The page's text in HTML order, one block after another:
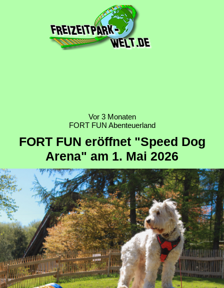
Vor 3 Monaten
FORT FUN Abenteuerland
FORT FUN eröffnet "Speed Dog
Arena" am 1. Mai 2026